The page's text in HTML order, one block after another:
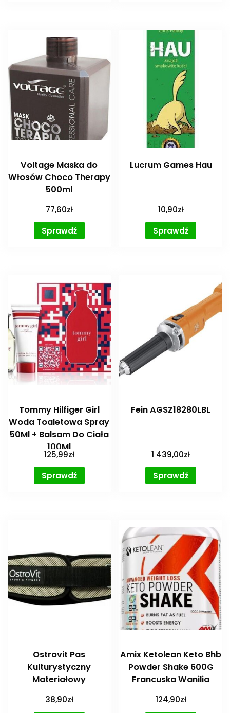
Voltage Maska do
Włosów Choco Therapy
500ml
77,60zł
Sprawdź
Lucrum Games Hau
10,90zł
Sprawdź
Tommy Hilfiger Girl
Woda Toaletowa Spray
50Ml + Balsam Do Ciała
100Ml
125,99zł
Sprawdź
Fein AGSZ18280LBL
1 439,00zł
Sprawdź
Ostrovit Pas
Kulturystyczny
Materiałowy
38,90zł
Amix Ketolean Keto Bhb
Powder Shake 600G
Francuska Wanilia
124,90zł